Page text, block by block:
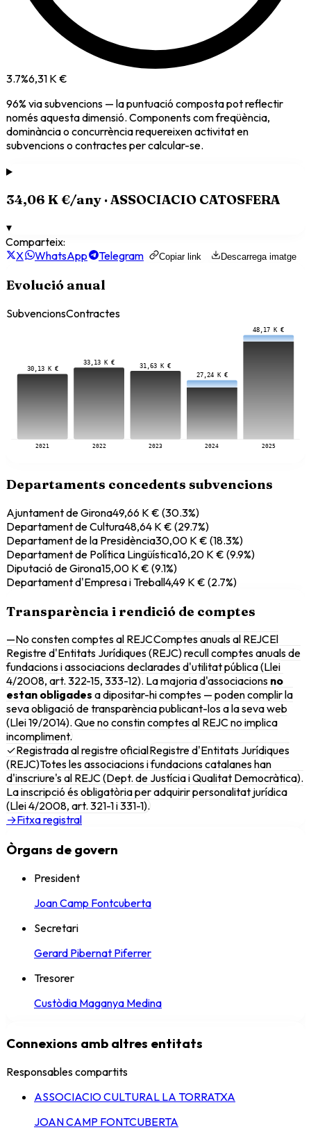
3.7%6,31 K €
96% viasubvencions — la puntuació composta pot reflectir
només aquesta dimensió. Components com freqüència,
dominància o concurrència requereixen activitat en
subvencions o contractes per calcular-se.
34,06 K €/any ·ASSOCIACIO CATOSFERA
▾
Comparteix:
X
WhatsApp Telegram Copiar link Descarrega imatge
Evolució anual
SubvencionsContractes
30,13 K €
2021
33,13 K €
2022
31,63 K €
2023
27,24 K €
2024
48,17 K €
2025
Departaments concedents subvencions
Ajuntament de Girona49,66 K € (30.3%)
Departament de Cultura48,64 K € (29.7%)
Departament de la Presidència30,00 K € (18.3%)
Departament de Política Lingüística16,20 K € (9.9%)
Diputació de Girona15,00 K € (9.1%)
Departament d'Empresa i Treball4,49 K € (2.7%)
Transparència i rendició de comptes
—No consten comptes al REJCComptes anuals al REJCEl
Registre d'Entitats Jurídiques (REJC) recull comptes anuals de
fundacions i associacions declarades d'utilitat pública (Llei
4/2008, art. 322-15, 333-12). La majoria d'associacions no
estan obligades a dipositar-hi comptes — poden complir la
seva obligació de transparència publicant-los a la seva web
(Llei 19/2014). Que no constin comptes al REJC no implica
incompliment.
✓Registrada al registre oficialRegistre d'Entitats Jurídiques
(REJC)Totes les associacions i fundacions catalanes han
d'inscriure's al REJC (Dept. de Justícia i Qualitat Democràtica).
La inscripció és obligatòria per adquirir personalitat jurídica
(Llei 4/2008, art. 321-1 i 331-1).
→Fitxa registral
Òrgans de govern
President
Joan Camp Fontcuberta
Secretari
Gerard Pibernat Piferrer
Tresorer
Custòdia Maganya Medina
Connexions amb altres entitats
Responsables compartits
ASSOCIACIO CULTURAL LA TORRATXA
JOAN CAMP FONTCUBERTA